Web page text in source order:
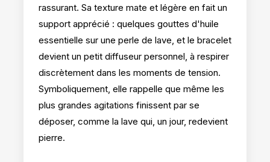
rassurant. Sa texture mate et légère en fait un
support apprécié : quelques gouttes d'huile
essentielle sur une perle de lave, et le bracelet
devient un petit diffuseur personnel, à respirer
discrètement dans les moments de tension.
Symboliquement, elle rappelle que même les
plus grandes agitations finissent par se
déposer, comme la lave qui, un jour, redevient
pierre.